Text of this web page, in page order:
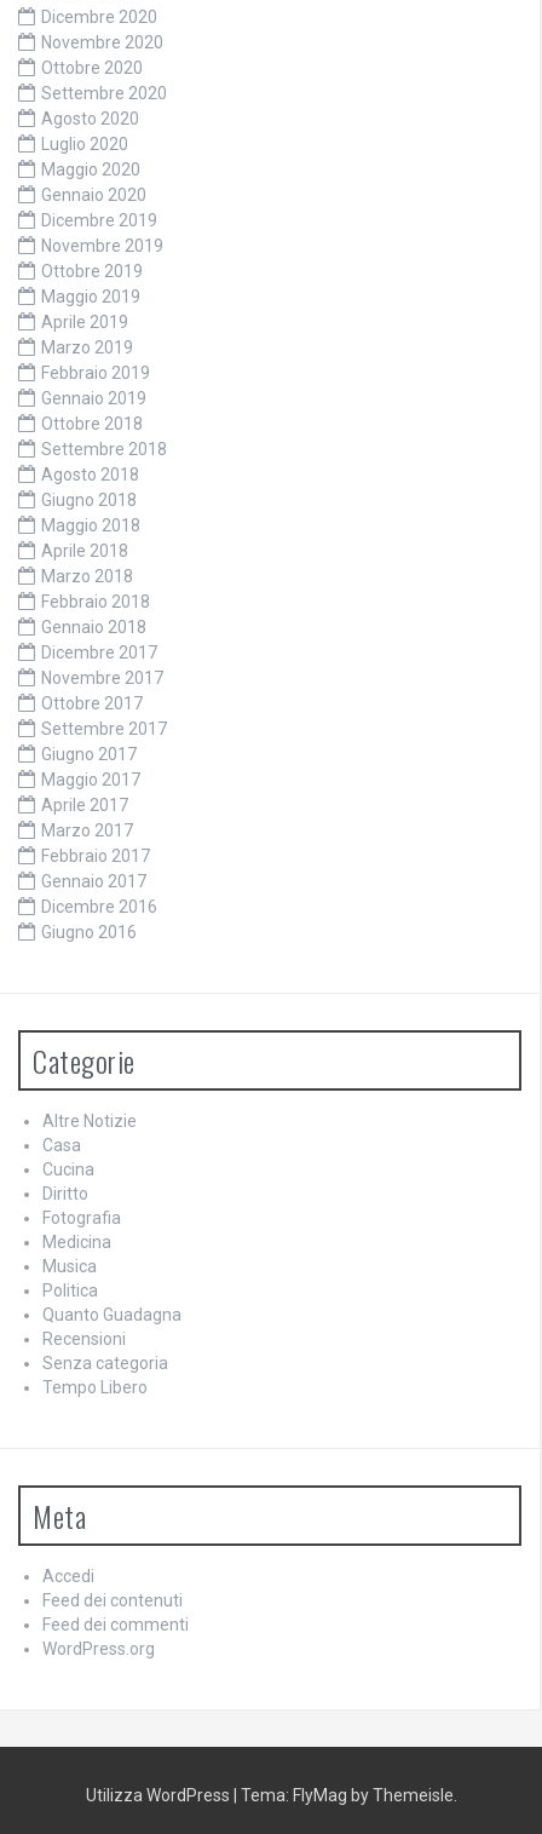
Dicembre 2020
Novembre 2020
Ottobre 2020
Settembre 2020
Agosto 2020
Luglio 2020
Maggio 2020
Gennaio 2020
Dicembre 2019
Novembre 2019
Ottobre 2019
Maggio 2019
Aprile 2019
Marzo 2019
Febbraio 2019
Gennaio 2019
Ottobre 2018
Settembre 2018
Agosto 2018
Giugno 2018
Maggio 2018
Aprile 2018
Marzo 2018
Febbraio 2018
Gennaio 2018
Dicembre 2017
Novembre 2017
Ottobre 2017
Settembre 2017
Giugno 2017
Maggio 2017
Aprile 2017
Marzo 2017
Febbraio 2017
Gennaio 2017
Dicembre 2016
Giugno 2016
Categorie
Altre Notizie
Casa
Cucina
Diritto
Fotografia
Medicina
Musica
Politica
Quanto Guadagna
Recensioni
Senza categoria
Tempo Libero
Meta
Accedi
Feed dei contenuti
Feed dei commenti
WordPress.org
Utilizza WordPress Tema: FlyMag by Themeisle.